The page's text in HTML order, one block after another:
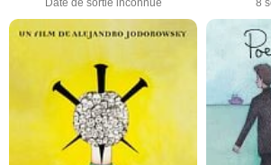
Date de sortie inconnue 8